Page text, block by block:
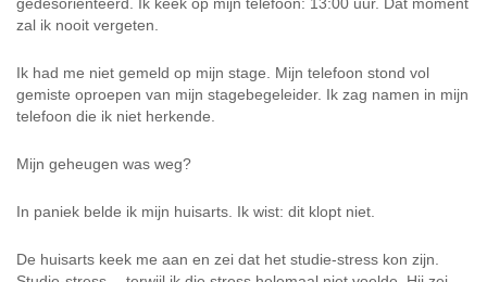
zal ik nooit vergeten.
Ik had me niet gemeld op mijn stage. Mijn telefoon stond vol
gemiste oproepen van mijn stagebegeleider. Ik zag namen in mijn
telefoon die ik niet herkende.
Mijn geheugen was weg?
In paniek belde ik mijn huisarts. Ik wist: dit klopt niet.
De huisarts keek me aan en zei dat het studie-stress kon zijn.